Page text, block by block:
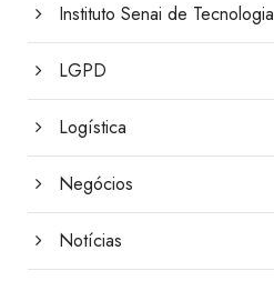
Instituto Senai de Tecnologia
LGPD
Logística
Negócios
Notícias